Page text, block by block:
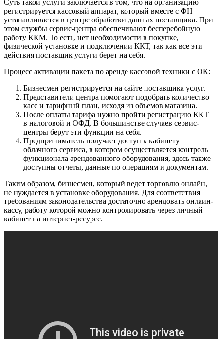
Суть такой услуги заключается в том, что на организацию
регистрируется кассовый аппарат, который вместе с ФН
устанавливается в центре обработки данных поставщика. При
этом службы сервис-центра обеспечивают бесперебойную
работу ККМ. То есть, нет необходимости в покупке,
физической установке и подключении ККТ, так как все эти
действия поставщик услуги берет на себя.
Процесс активации пакета по аренде кассовой техники с ОК:
Бизнесмен регистрируется на сайте поставщика услуг.
Представители центра помогают подобрать количество
касс и тарифный план, исходя из объемов магазина.
После оплаты тарифа нужно пройти регистрацию ККТ
в налоговой и ОФД. В большинстве случаев сервис-
центры берут эти функции на себя.
Предприниматель получает доступ к кабинету
облачного сервиса, в котором осуществляется контроль
функционала арендованного оборудования, здесь также
доступны отчеты, данные по операциям и документам.
Таким образом, бизнесмен, который ведет торговлю онлайн,
не нуждается в установке оборудования. Для соответствия
требованиям законодательства достаточно арендовать онлайн-
кассу, работу которой можно контролировать через личный
кабинет на интернет-ресурсе.